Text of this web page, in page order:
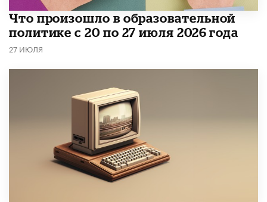
​Что произошло в образовательной
политике с 20 по 27 июля 2026 года
27 ИЮЛЯ